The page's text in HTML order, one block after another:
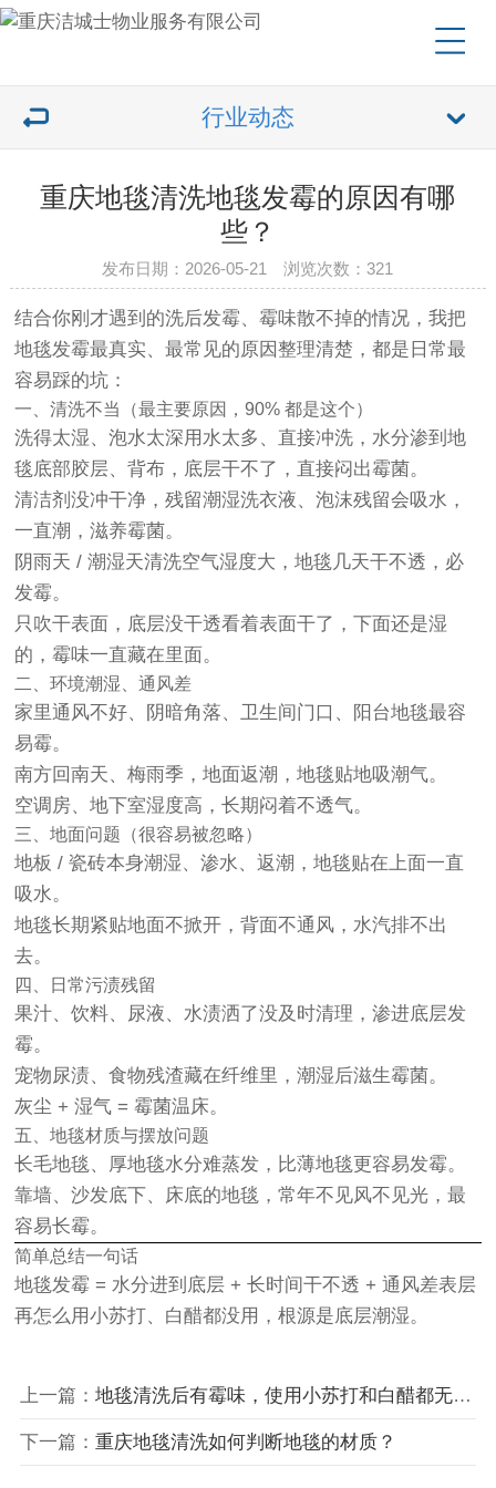
行业动态
重庆地毯清洗地毯发霉的原因有哪
些？
发布日期：2026-05-21 浏览次数：321
结合你刚才遇到的洗后发霉、霉味散不掉的情况，我把
地毯发霉最真实、最常见的原因整理清楚，都是日常最
容易踩的坑：
一、清洗不当（最主要原因，90% 都是这个）
洗得太湿、泡水太深用水太多、直接冲洗，水分渗到地
毯底部胶层、背布， 底层干不了，直接闷出霉菌。
清洁剂没冲干净，残留潮湿洗衣液、泡沫残留会吸水，
一直潮，滋养霉菌。
阴雨天 / 潮湿天清洗空气湿度大，地毯几天干不透，必
发霉。
只吹干表面，底层没干透看着表面干了，下面还是湿
的，霉味一直藏在里面。
二、环境潮湿、通风差
家里通风不好、阴暗角落、卫生间门口、阳台地毯最容
易霉。
南方回南天、梅雨季，地面返潮，地毯贴地吸潮气。
空调房、地下室湿度高，长期闷着不透气。
三、地面问题（很容易被忽略）
地板 / 瓷砖本身潮湿、渗水、返潮 ，地毯贴在上面一直
吸水。
地毯长期紧贴地面不掀开 ，背面不通风，水汽排不出
去。
四、日常污渍残留
果汁、饮料、尿液、水渍洒了没及时清理 ，渗进底层发
霉。
宠物尿渍、食物残渣藏在纤维里，潮湿后滋生霉菌。
灰尘 + 湿气 = 霉菌温床。
五、地毯材质与摆放问题
长毛地毯、厚地毯水分难蒸发，比薄地毯更容易发霉。
靠墙、沙发底下、床底的地毯，常年不见风不见光，最
容易长霉。
简单总结一句话
地毯发霉 = 水分进到底层 + 长时间干不透 + 通风差表层
再怎么用小苏打、白醋都没用，根源是底层潮湿。
上一篇： 地毯清洗后有霉味，使用小苏打和白醋都无法去除该怎么办？
下一篇： 重庆地毯清洗如何判断地毯的材质？